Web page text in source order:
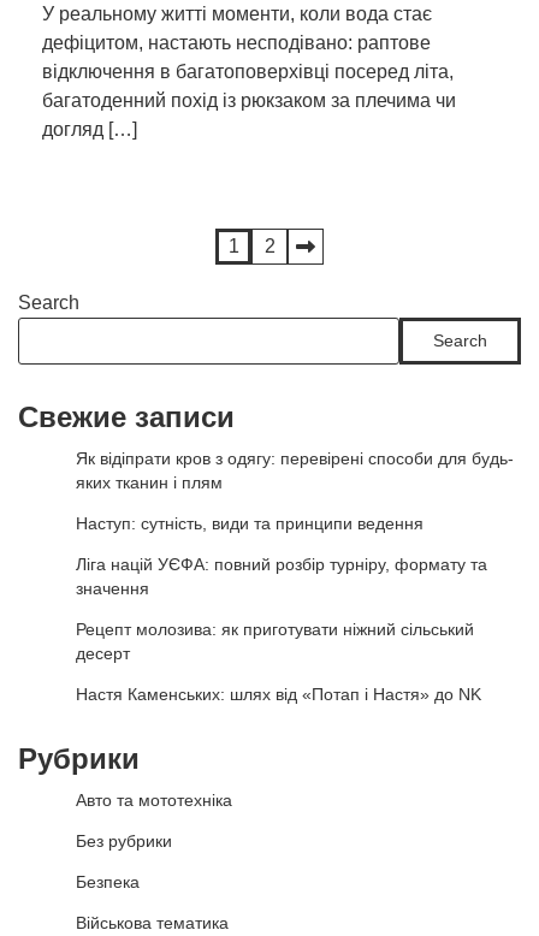
У реальному житті моменти, коли вода стає
дефіцитом, настають несподівано: раптове
відключення в багатоповерхівці посеред літа,
багатоденний похід із рюкзаком за плечима чи
догляд […]
pagination
1 2
Search
Search
Свежие записи
Як відіпрати кров з одягу: перевірені способи для будь-
яких тканин і плям
Наступ: сутність, види та принципи ведення
Ліга націй УЄФА: повний розбір турніру, формату та
значення
Рецепт молозива: як приготувати ніжний сільський
десерт
Настя Каменських: шлях від «Потап і Настя» до NK
Рубрики
Авто та мототехніка
Без рубрики
Безпека
Військова тематика